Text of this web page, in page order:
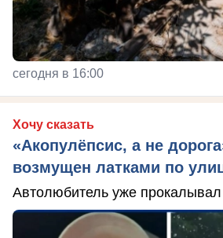
сегодня в 16:00
Хочу сказать
«Акопулёпсис, а не
возмущен латками по
Автолюбитель уже